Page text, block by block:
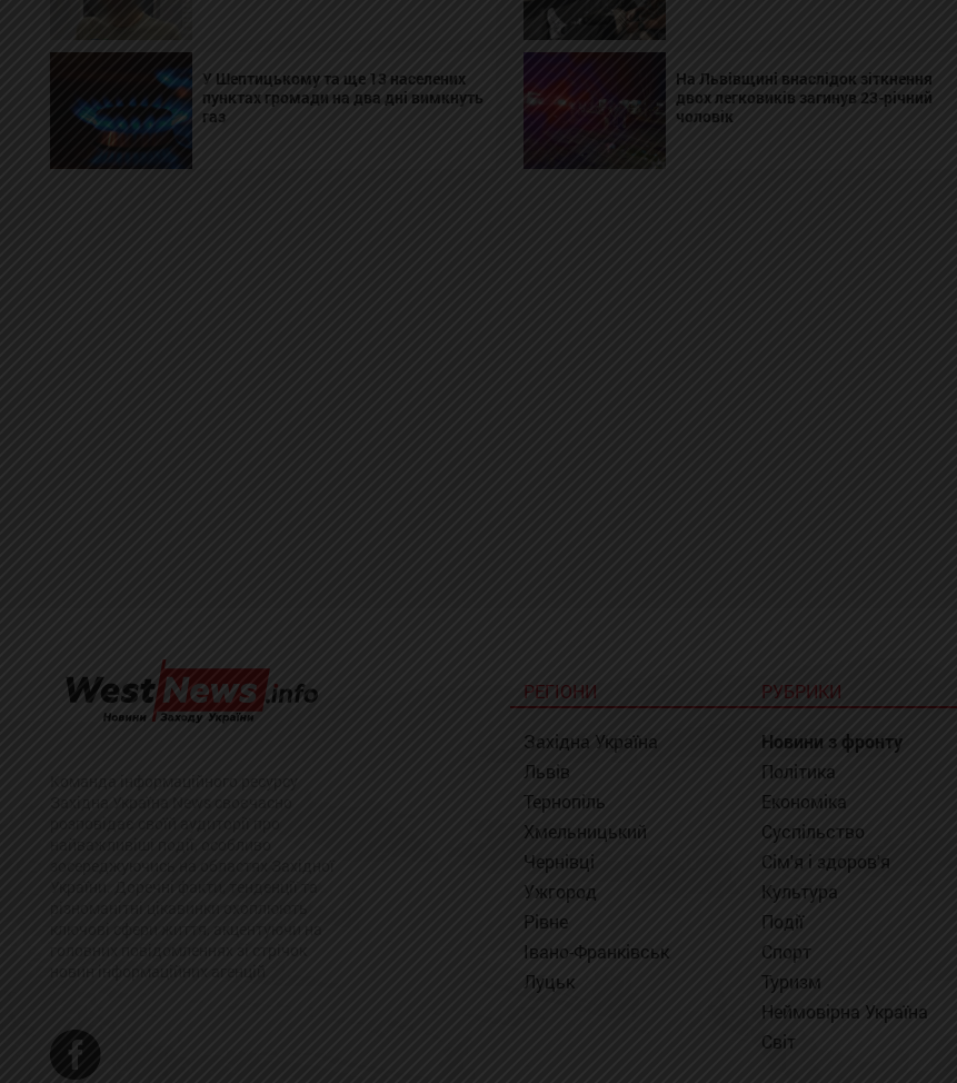
У Шептицькому та ще 13 населених
пунктах громади на два дні вимкнуть
газ
На Львівщині внаслідок зіткнення
двох легковиків загинув 23-річний
чоловік
РЕГІОНИ
Західна Україна
Львів
Тернопіль
Хмельницький
Чернівці
Ужгород
Рівне
Івано-Франківськ
Луцьк
РУБРИКИ
Новини з фронту
Політика
Економіка
Суспільство
Сім'я і здоров'я
Культура
Події
Спорт
Туризм
Неймовірна Україна
Світ